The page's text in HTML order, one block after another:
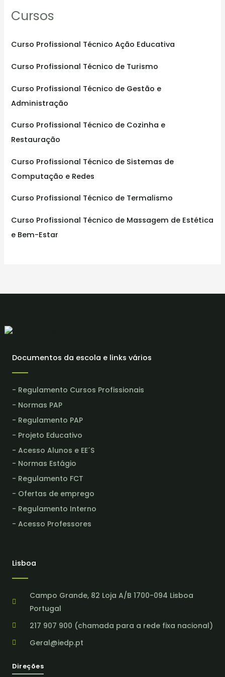
c
f
r
:
Cursos
Curso Profissional Técnico Ação Educativa
Curso Profissional Técnico de Turismo
Curso Profissional Técnico de Gestão e
Administração
Curso Profissional Técnico de Cozinha e
Restauração
Curso Profissional Técnico de Sistemas de
Computação e Redes
Curso Profissional Técnico de Termalismo
Curso Profissional Técnico de Massagem de Estética
e Bem-Estar
Documentos da escola e links vários
- Regulamento Cursos Profissionais
- Normas PAP
- Regulamento PAP
- Projeto Educativo
- Acesso Alunos e EE´S
- Normas Estágio
- Regulamento FCT
- Ofertas de emprego
- Regulamento Interno
- Acesso Professores
Lisboa
Campo Grande, 82 Loja A/B 1700-094 Lisboa
Portugal
217 907 900 (chamada para a rede fixa nacional)
Geral@iedp.pt
Direções